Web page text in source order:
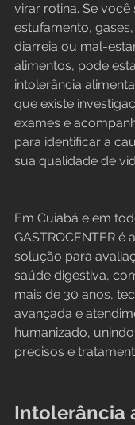
virar rotina. Se você
estufamento,
diarreia ou mal-
alimentos, pode
intolerância
que existe
exames e
para identificar a
sua qualidade de
Em Cuiabá e em
GASTROCENTER é
solução para
saúde digestiva,
mais de 30 anos,
avançada e
humanizado,
precisos e
Intolerância